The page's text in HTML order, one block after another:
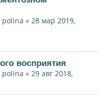
polina « 28 мар 2019,
восприятия
polina « 29 авг 2018,